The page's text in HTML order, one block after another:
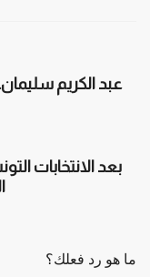
عبد الكريم
بعد الانتخابات
ما هو رد فعلك؟